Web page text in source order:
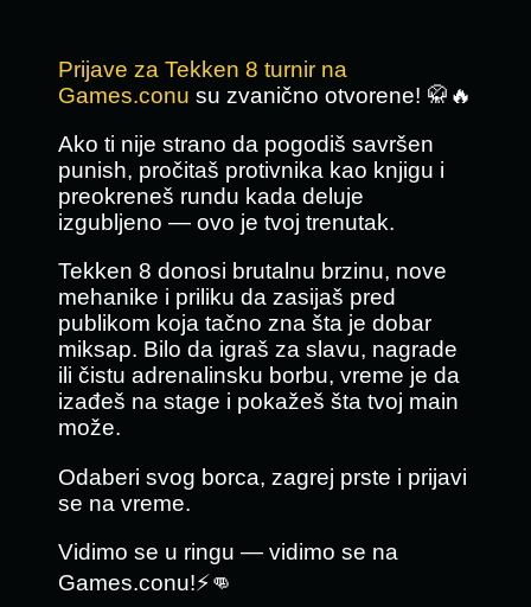
Prijave za Tekken 8 turnir na
Games.conu su zvanično otvorene! 🥋🔥
Ako ti nije strano da pogodiš savršen
punish, pročitaš protivnika kao knjigu i
preokreneš rundu kada deluje
izgubljeno — ovo je tvoj trenutak.
Tekken 8 donosi brutalnu brzinu, nove
mehanike i priliku da zasijaš pred
publikom koja tačno zna šta je dobar
miksap. Bilo da igraš za slavu, nagrade
ili čistu adrenalinsku borbu, vreme je da
izađeš na stage i pokažeš šta tvoj main
može.
Odaberi svog borca, zagrej prste i prijavi
se na vreme.
Vidimo se u ringu — vidimo se na
Games.conu!⚡👊